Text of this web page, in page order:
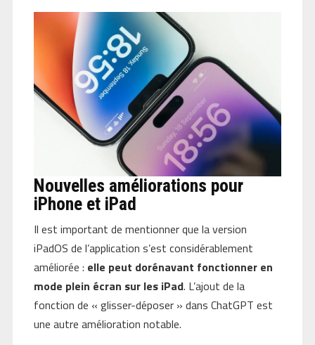
Nouvelles améliorations pour
iPhone et iPad
Il est important de mentionner que la version
iPadOS de l’application s’est considérablement
améliorée : elle peut dorénavant fonctionner en
mode plein écran sur les iPad. L’ajout de la
fonction de « glisser-déposer » dans ChatGPT est
une autre amélioration notable.